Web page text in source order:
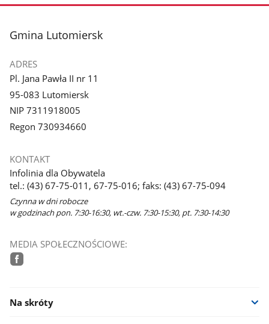
stopka
Gmina Lutomiersk
ADRES
Pl. Jana Pawła II nr 11
95-083 Lutomiersk
NIP 7311918005
Regon 730934660
KONTAKT
Infolinia dla Obywatela
tel.: (43) 67-75-011, 67-75-016; faks: (43) 67-75-094
Czynna w dni robocze
w godzinach pon. 7:30-16:30, wt.-czw. 7:30-15:30, pt. 7:30-14:30
MEDIA SPOŁECZNOŚCIOWE:
Na skróty